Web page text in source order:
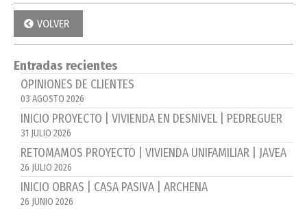
VOLVER
Entradas recientes
OPINIONES DE CLIENTES
03 AGOSTO 2026
INICIO PROYECTO | VIVIENDA EN DESNIVEL | PEDREGUER
31 JULIO 2026
RETOMAMOS PROYECTO | VIVIENDA UNIFAMILIAR | JAVEA
26 JULIO 2026
INICIO OBRAS | CASA PASIVA | ARCHENA
26 JUNIO 2026